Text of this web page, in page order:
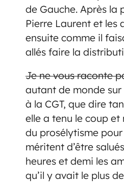
de Gauche. Après la
Pierre Laurent et les
ensuite comme il
allés faire la
Je ne vous raconte
autant de monde sur
à la CGT, que dire
elle a tenu le coup
du prosélytisme
méritent d’être
heures et demi les
qu’il y avait le plus